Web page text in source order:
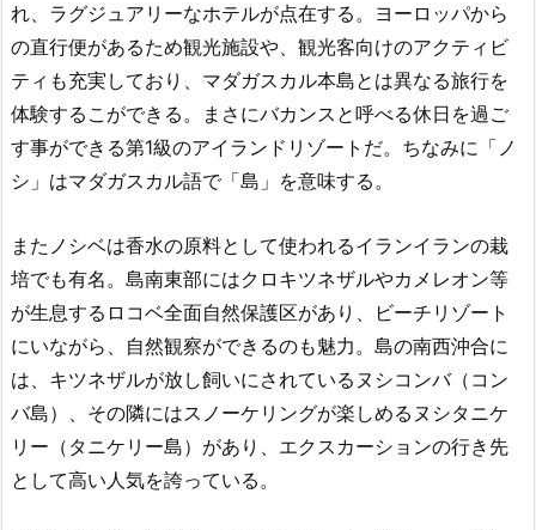
れ、ラグジュアリーなホテルが点在する。ヨーロッパから
の直行便があるため観光施設や、観光客向けのアクティビ
ティも充実しており、マダガスカル本島とは異なる旅行を
体験するこができる。まさにバカンスと呼べる休日を過ご
す事ができる第1級のアイランドリゾートだ。ちなみに「ノ
シ」はマダガスカル語で「島」を意味する。
またノシベは香水の原料として使われるイランイランの栽
培でも有名。島南東部にはクロキツネザルやカメレオン等
が生息するロコベ全面自然保護区があり、ビーチリゾート
にいながら、自然観察ができるのも魅力。島の南西沖合に
は、キツネザルが放し飼いにされているヌシコンバ（コン
バ島）、その隣にはスノーケリングが楽しめるヌシタニケ
リー（タニケリー島）があり、エクスカーションの行き先
として高い人気を誇っている。